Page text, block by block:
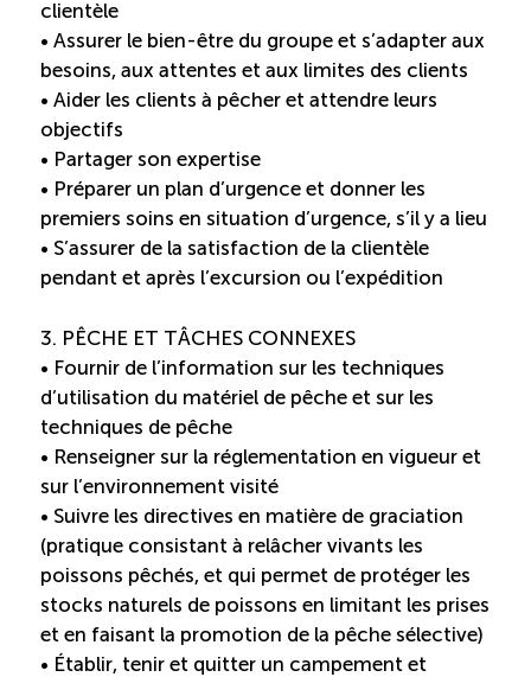
Initiatives
Destination IA: Un franc succès
Diagnostic régional Nord-du-Québec
Programme de francisation pour les entreprises
touristiques
Valorisation des métiers et carrières en tourisme
Entretien ménager : Évaluation – Pertinence de la
norme
Saisonnalité
Chantier sur la saisonnalité
clientèle
• Assurer le bien-être du groupe et s’adapter aux
besoins, aux attentes et aux limites des clients
• Aider les clients à pêcher et attendre leurs
objectifs
• Partager son expertise
• Préparer un plan d’urgence et donner les
premiers soins en situation d’urgence, s’il y a lieu
• S’assurer de la satisfaction de la clientèle
pendant et après l’excursion ou l’expédition
3. PÊCHE ET TÂCHES CONNEXES
• Fournir de l’information sur les techniques
d’utilisation du matériel de pêche et sur les
techniques de pêche
• Renseigner sur la réglementation en vigueur et
sur l’environnement visité
• Suivre les directives en matière de graciation
(pratique consistant à relâcher vivants les
poissons pêchés, et qui permet de protéger les
stocks naturels de poissons en limitant les prises
et en faisant la promotion de la pêche sélective)
• Établir, tenir et quitter un campement et